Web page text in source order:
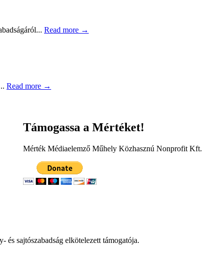
Read more →
Read more →
Támogassa a Mértéket!
Mérték Médiaelemző Műhely Közhasznú Nonprofit Kft.
sajtószabadság elkötelezett támogatója.